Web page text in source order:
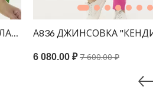
А836 ДЖИНСОВКА
6 080.00 ₽7 600.00 ₽